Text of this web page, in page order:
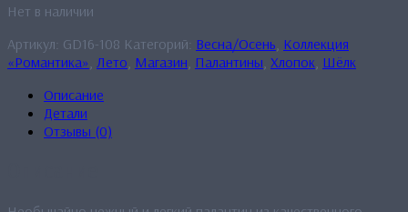
Нет в наличии
Артикул: GD16-108 Категорий: Весна/Осень Коллекция
«Романтика» Лето Магазин Палантины Хлопок Шёлк
Описание
Детали
Отзывы (0)